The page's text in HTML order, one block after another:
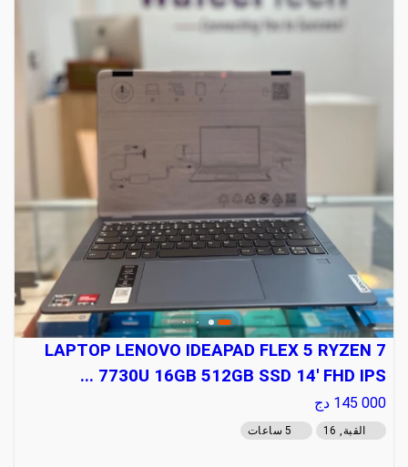
LAPTOP LENOVO IDEAPAD FLEX 5 RYZEN 7
7730U 16GB 512GB SSD 14' FHD IPS ...
145 000 دج
القبة, 16 5 ساعات